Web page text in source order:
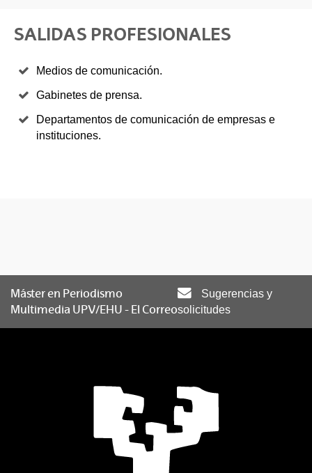
SALIDAS PROFESIONALES
Medios de comunicación.
Gabinetes de prensa.
Departamentos de comunicación de empresas e
instituciones.
Máster en Periodismo
Multimedia UPV/EHU - El Correo
Sugerencias y
solicitudes